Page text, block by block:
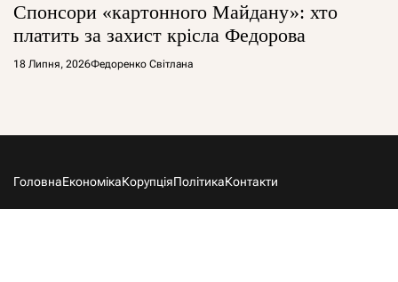
Спонсори «картонного Майдану»: хто
платить за захист крісла Федорова
18 Липня, 2026Федоренко Світлана
ГоловнаЕкономікаКорупціяПолітикаКонтакти